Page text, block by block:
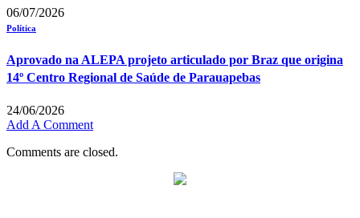
06/07/2026
Política
Aprovado na ALEPA projeto articulado por Braz que origina
14º Centro Regional de Saúde de Parauapebas
24/06/2026
Add A Comment
Comments are closed.